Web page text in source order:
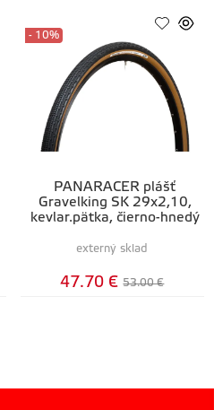
PANARACER plášť
Gravelking SK 29x2,10,
kevlar.pätka, čierno-hnedý
- 10%
externý sklad
47.70 € 53.00 €